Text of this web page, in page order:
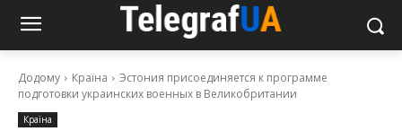
Додому Країна
Эстония присоединяется к программе
подготовки украинских военных в Великобритании
Країна